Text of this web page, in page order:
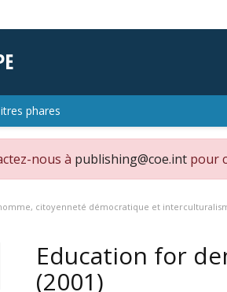
phares
nous à publishing@coe.int pour
citoyenneté démocratique et
Education for
(2001)